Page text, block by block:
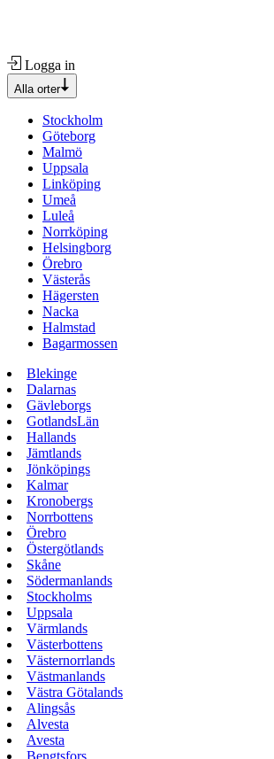
Logga in
Alla orter
Stockholm
Göteborg
Malmö
Uppsala
Linköping
Umeå
Luleå
Norrköping
Helsingborg
Örebro
Västerås
Hägersten
Nacka
Halmstad
Bagarmossen
Blekinge
Dalarnas
Gävleborgs
GotlandsLän
Hallands
Jämtlands
Jönköpings
Kalmar
Kronobergs
Norrbottens
Örebro
Östergötlands
Skåne
Södermanlands
Stockholms
Uppsala
Värmlands
Västerbottens
Västernorrlands
Västmanlands
Västra Götalands
Alingsås
Alvesta
Avesta
Bengtsfors